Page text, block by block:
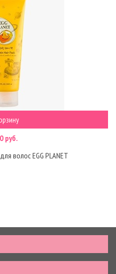
руб.
волос EGG PLANET